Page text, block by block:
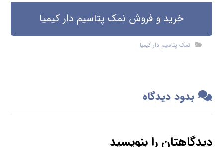
خرید و فروش نمک پتاسیم دار کیمیا
نمک پتاسیم دار کیمیا
بدود دیدگاه
دیدگاهتان را بنویسید